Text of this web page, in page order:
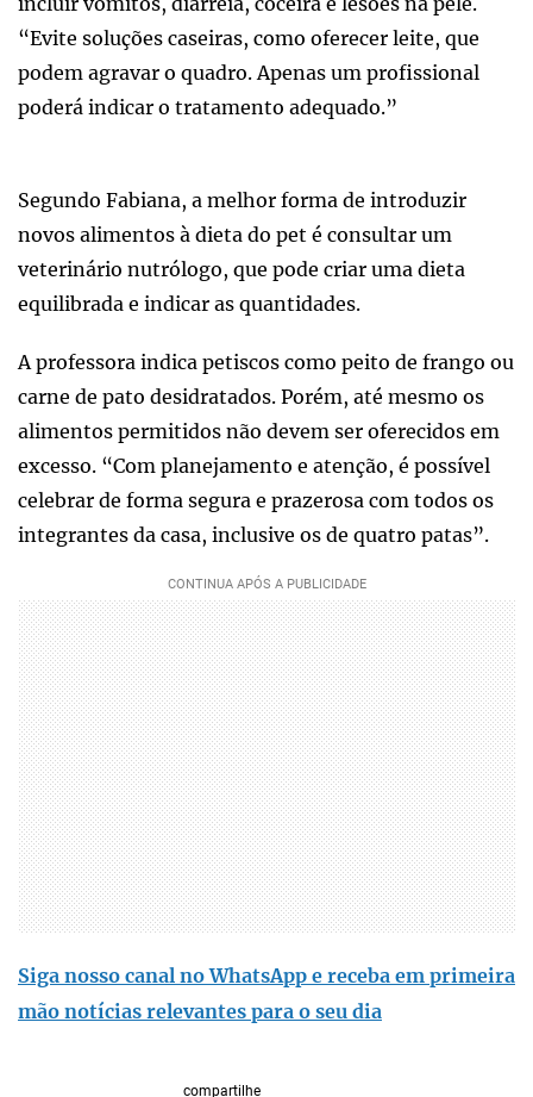
“Evite soluções caseiras, como oferecer leite, que
podem agravar o quadro. Apenas um profissional
poderá indicar o tratamento adequado.”
Segundo Fabiana, a melhor forma de introduzir
novos alimentos à dieta do pet é consultar um
veterinário nutrólogo, que pode criar uma dieta
equilibrada e indicar as quantidades.
A professora indica petiscos como peito de frango ou
carne de pato desidratados. Porém, até mesmo os
alimentos permitidos não devem ser oferecidos em
excesso. “Com planejamento e atenção, é possível
celebrar de forma segura e prazerosa com todos os
integrantes da casa, inclusive os de quatro patas”.
Siga nosso canal no WhatsApp e receba em primeira
mão notícias relevantes para o seu dia
compartilhe